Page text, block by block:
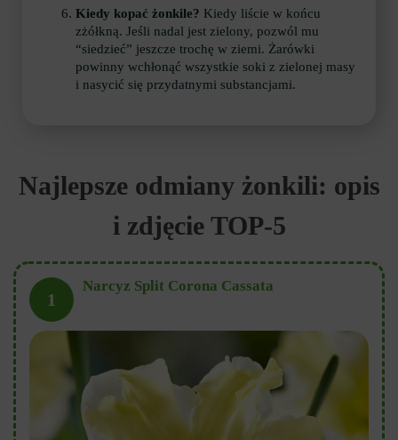
Kiedy kopać żonkile? Kiedy liście w końcu
zżółkną. Jeśli nadal jest zielony, pozwól mu
“siedzieć” jeszcze trochę w ziemi. Żarówki
powinny wchłonąć wszystkie soki z zielonej masy
i nasycić się przydatnymi substancjami.
Najlepsze odmiany żonkili: opis
i zdjęcie TOP-5
1
Narcyz Split Corona Cassata